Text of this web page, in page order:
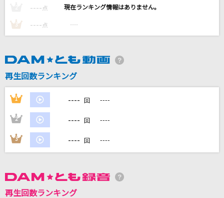
サクラ～卒業できなかった君へ～
半崎美子
黒毛和牛上塩タン焼680円
大塚 愛
DAMの新曲・ランキングなど
DAMに会員登録・ログインして
---- 点 ----
3 ---- 点 ----
再生回数ランキング
1 ---- 回 ----
2 ---- 回 ----
3 ---- 回 ----
再生回数ランキング